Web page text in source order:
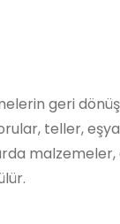
geri
teller,